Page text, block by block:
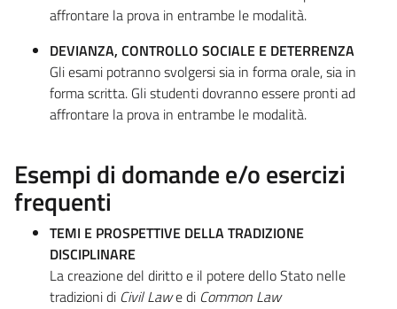
affrontare la prova in entrambe le modalità.
DEVIANZA, CONTROLLO SOCIALE E DETERRENZA
Gli esami potranno svolgersi sia in forma orale, sia in
forma scritta. Gli studenti dovranno essere pronti ad
affrontare la prova in entrambe le modalità.
Esempi di domande e/o esercizi
frequenti
TEMI E PROSPETTIVE DELLA TRADIZIONE
DISCIPLINARE
La creazione del diritto e il potere dello Stato nelle
tradizioni di Civil Lawe di Common Law